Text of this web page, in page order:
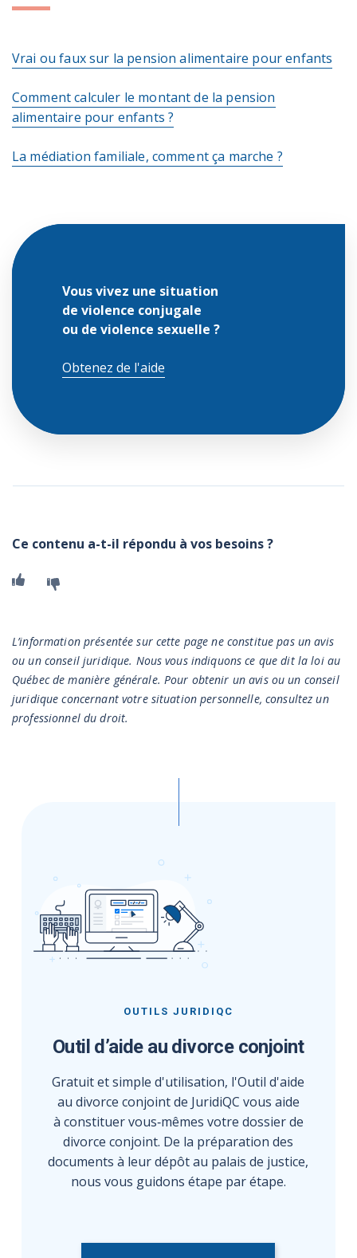
Vrai ou faux sur la pension alimentaire pour enfants
Comment calculer le montant de la pension
alimentaire pour enfants ?
La médiation familiale, comment ça marche ?
Vous vivez une situation
de violence conjugale
ou de violence sexuelle ?
Obtenez de l'aide
Ce contenu a-t-il répondu à vos besoins ?
MISE EN GARDE
L’information présentée sur cette page ne constitue pas un avis
ou un conseil juridique. Nous vous indiquons ce que dit la loi au
Québec de manière générale. Pour obtenir un avis ou un conseil
juridique concernant votre situation personnelle, consultez un
professionnel du droit.
OUTILS JURIDIQC
Outil d’aide au divorce conjoint
Gratuit et simple d'utilisation, l'Outil d'aide
au divorce conjoint de JuridiQC vous aide
à constituer vous‑mêmes votre dossier de
divorce conjoint. De la préparation des
documents à leur dépôt au palais de justice,
nous vous guidons étape par étape.